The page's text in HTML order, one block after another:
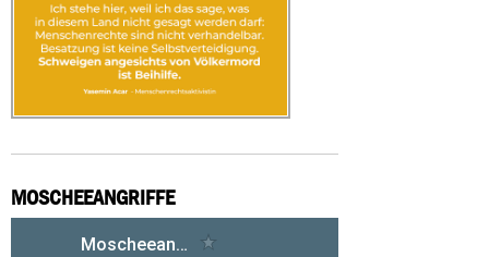
MOSCHEEANGRIFFE